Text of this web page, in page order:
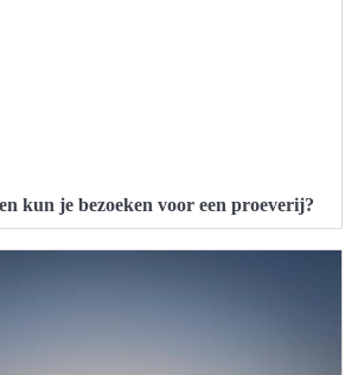
kun je bezoeken voor een proeverij?